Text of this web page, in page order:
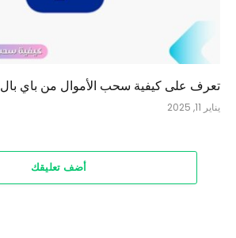
تعرف على كيفية سحب الأموال من باي بال 2025
يناير 11, 2025
أضف تعليقك